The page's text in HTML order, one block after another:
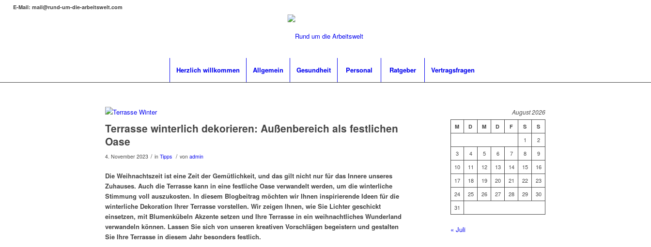
E-Mail: mail@rund-um-die-arbeitswelt.com
Herzlich willkommen Allgemein Gesundheit Personal Ratgeber Vertragsfragen
Terrasse winterlich dekorieren: Außenbereich als festlichen
Oase
4. November 2023 / in Tipps / von admin
Die Weihnachtszeit ist eine Zeit der Gemütlichkeit, und das gilt nicht nur für das Innere unseres
Zuhauses. Auch die Terrasse kann in eine festliche Oase verwandelt werden, um die winterliche
Stimmung voll auszukosten. In diesem Blogbeitrag möchten wir Ihnen inspirierende Ideen für die
winterliche Dekoration Ihrer Terrasse vorstellen. Wir zeigen Ihnen, wie Sie Lichter geschickt
einsetzen, mit Blumenkübeln Akzente setzen und Ihre Terrasse in ein weihnachtliches Wunderland
verwandeln können. Lassen Sie sich von unseren kreativen Vorschlägen begeistern und gestalten
Sie Ihre Terrasse in diesem Jahr besonders festlich.
August 2026
M D M D F S S
1
2
3
4 5 6 7 8
9
10
11 12 13 14 15
16
17
18 19 20 21 22
23
24
25 26 27 28 29
30
31
« Juli